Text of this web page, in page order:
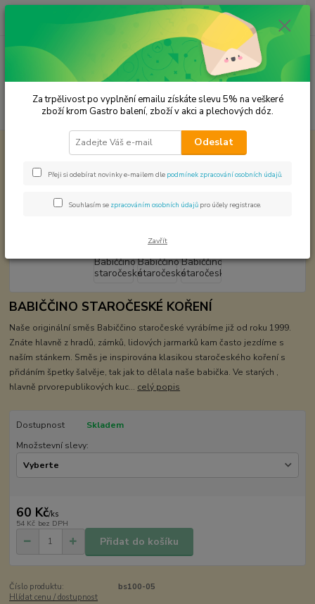
Menu
Hledat
ks
za 0,00 Kč
Koření od Samuela podle způsobu použití
Bramborová jídla
Babiččino staročeské
BABIČČINO STAROČESKÉ KOŘENÍ
Naše originální směs Babiččino staročeské vyrábíme již od roku 1999.
Znáte hlavně z hradů, zámků, lidových jarmarků kam často jezdíme s
naším stánkem. Směs je inspirována klasikou staročeského koření s
přidáním špetky šalvěje, tak jak to dělala naše babička. Ve starých ,
hlavně prvorepublikových kuc... celý popis
Dostupnost
Skladem
Množstevní slevy:
60 Kč/ks
54 Kč bez DPH
Přidat do košíku
Číslo produktu:
bs100-05
Hlídat cenu / dostupnost
Za trpělivost po vyplnění emailu získáte slevu 5% na veškeré
zboží krom Gastro balení, zboží v akci a plechových dóz.
Odeslat
Přeji si odebírat novinky e-mailem dle podmínek zpracování osobních údajů
Souhlasím se zpracováním osobních údajů pro účely registrace.
Zavřít